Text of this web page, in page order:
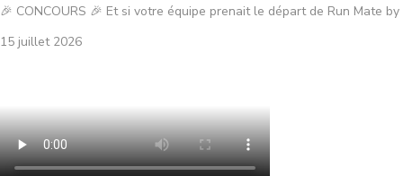
🎉 CONCOURS 🎉 Et si votre équipe prenait le départ de Run Mate
15 juillet 2026